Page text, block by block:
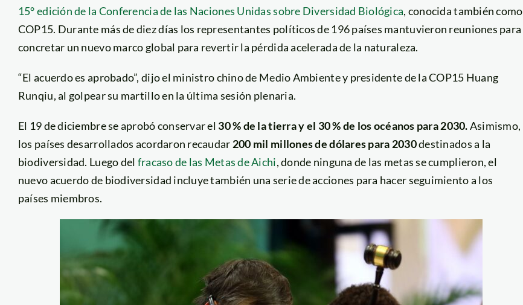
15° edición de la Conferencia de las Naciones Unidas sobre Diversidad Biológica, conocida también como
COP15. Durante más de diez días los representantes políticos de 196 países mantuvieron reuniones para
concretar un nuevo marco global para revertir la pérdida acelerada de la naturaleza.
“El acuerdo es aprobado”, dijo el ministro chino de Medio Ambiente y presidente de la COP15 Huang
Runqiu, al golpear su martillo en la última sesión plenaria.
El 19 de diciembre se aprobó conservar el 30 % de la tierra y el 30 % de los océanos para 2030.Asimismo,
los países desarrollados acordaron recaudar 200 mil millones de dólares para 2030destinados a la
biodiversidad. Luego del fracaso de las Metas de Aichi, donde ninguna de las metas se cumplieron, el
nuevo acuerdo de biodiversidad incluye también una serie de acciones para hacer seguimiento a los
países miembros.